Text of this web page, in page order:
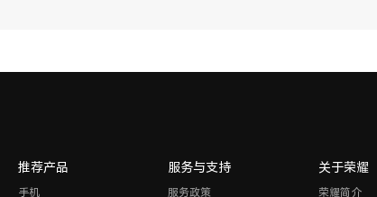
推荐产品
手机
服务与支持
服务政策
关于荣耀
荣耀简介